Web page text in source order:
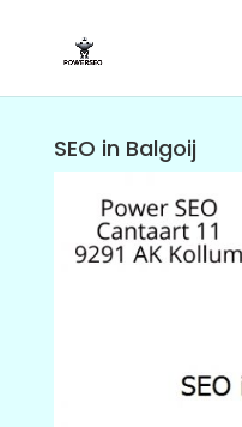
SEO in Balgoij